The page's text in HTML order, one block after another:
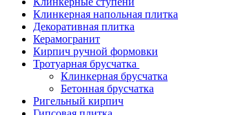
Клинкерная напольная плитка
Декоративная плитка
Керамогранит
Кирпич ручной формовки
Тротуарная брусчатка
Клинкерная брусчатка
Бетонная брусчатка
Ригельный кирпич